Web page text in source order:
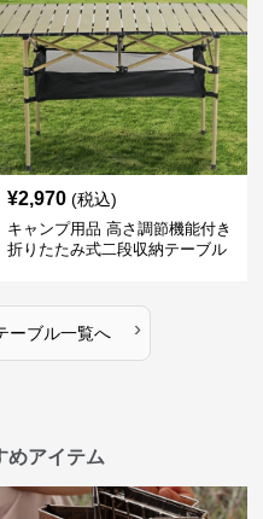
¥2,970 (税込)
キャンプ用品 高さ調節機能付き
折りたたみ式二段収納テーブル
ーブル一覧へ ›
めアイテム